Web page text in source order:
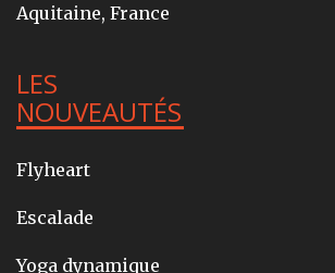
Aquitaine, France
LES
NOUVEAUTÉS
Flyheart
Escalade
Yoga dynamique